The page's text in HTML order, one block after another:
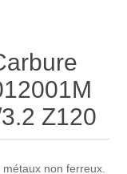
Z120
non ferreux.